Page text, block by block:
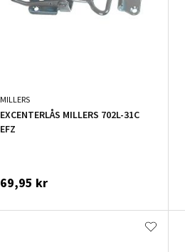
MILLERS
EXCENTERLÅS MILLERS 702L-31C
EFZ
69,95 kr